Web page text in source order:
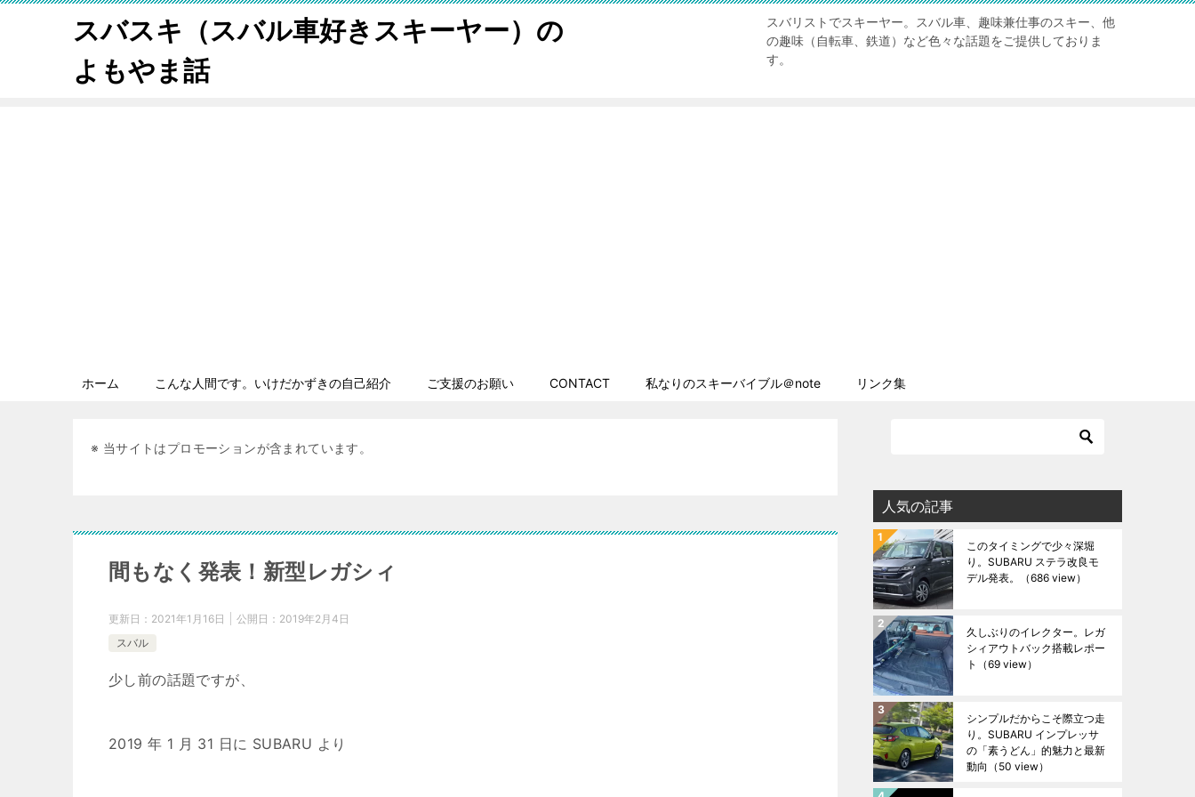
スバスキ（スバル車好きスキーヤー）の
よもやま話
スバリストでスキーヤー。スバル車、趣味兼仕事のスキー、他
の趣味（自転車、鉄道）など色々な話題をご提供しておりま
す。
ホーム こんな人間です。いけだかずきの自己紹介 ご支援のお願い CONTACT 私なりのスキーバイブル＠note リンク集
※ 当サイトはプロモーションが含まれています。
間もなく発表！新型レガシィ
更新日： 2021年1月16日 公開日： 2019年2月4日
スバル
少し前の話題ですが、
2019 年 1 月 31 日に SUBARU より
人気の記事
このタイミングで少々深堀
り。SUBARU ステラ改良モ
デル発表。
（686 view）
久しぶりのイレクター。レガ
シィアウトバック搭載レポー
ト
（69 view）
シンプルだからこそ際立つ走
り。SUBARU インプレッサ
の「素うどん」的魅力と最新
動向 （50 view）